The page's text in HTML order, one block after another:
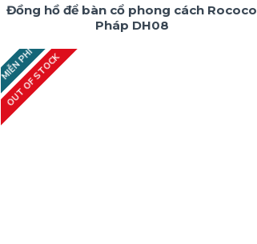
Đồng hồ để bàn cổ phong cách Rococo
Pháp DH08
MIỄN PHÍ
OUT OF STOCK